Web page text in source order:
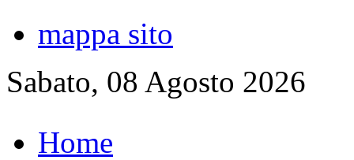
mappa sito
Sabato, 08 Agosto 2026
Home